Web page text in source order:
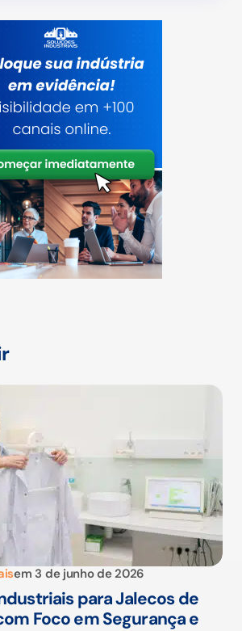
em 3 de junho de 2026
para Jalecos de
Foco em Segurança e